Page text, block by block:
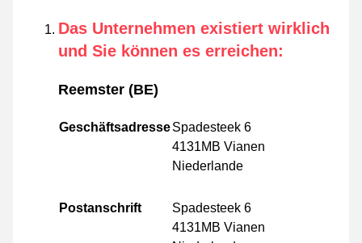
Das Unternehmen existiert wirklich
und Sie können es erreichen:
Reemster (BE)
GeschäftsadresseSpadesteek 6
4131MB Vianen
Niederlande
Postanschrift
Spadesteek 6
4131MB Vianen